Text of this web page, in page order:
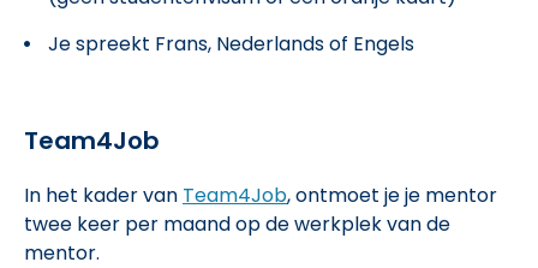
Je spreekt Frans, Nederlands of Engels
Team4Job
In het kader van Team4Job, ontmoet je je mentor
twee keer per maand op de werkplek van de
mentor.